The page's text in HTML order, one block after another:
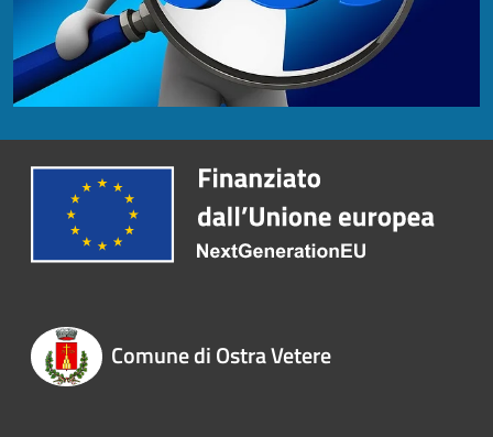
Comune di Ostra Vetere